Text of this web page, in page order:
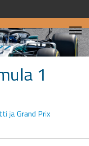
1
ja Grand Prix